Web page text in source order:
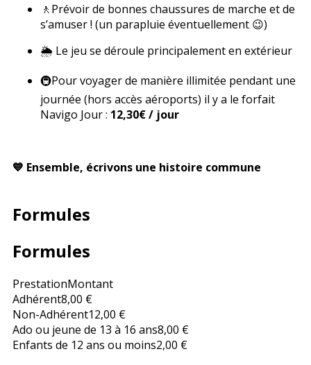
🚶Prévoir de bonnes chaussures de marche et de
s’amuser ! (un parapluie éventuellement 😉)
🌦 Le jeu se déroule principalement en extérieur
🚇Pour voyager de manière illimitée pendant une
journée (hors accès aéroports) il y a le forfait
Navigo Jour : 12,30€ / jour
💙 Ensemble, écrivons une histoire commune
Formules
Formules
PrestationMontant
Adhérent8,00 €
Non-Adhérent12,00 €
Ado ou jeune de 13 à 16 ans8,00 €
Enfants de 12 ans ou moins2,00 €